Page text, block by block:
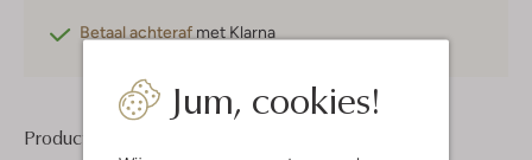
Jum, cookies!
Betaal achteraf met Klarna
Product informatie